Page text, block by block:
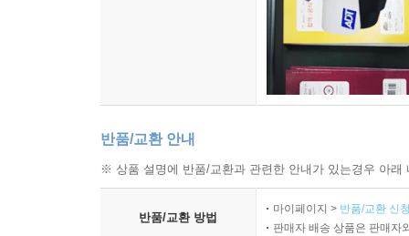
반품/교환 안내
※ 상품 설명에 반품/교환과 관련한 안내가 있는경우 아
반품/교환 방법
마이페이지 > 반품/교환 신
판매자 배송 상품은 판매자